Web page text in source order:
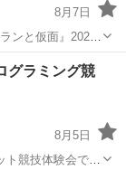
8月7日
ンと仮面』2026
インドネシア・バ
をたっぷり味わ
ア
グラミング競
8月5日
競技体験会で